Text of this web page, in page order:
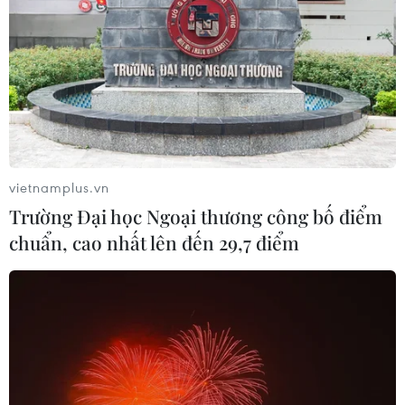
khai thác
08/08/2026 02:13
Cảnh sát giao thông triển khai chiến
dịch nâng cao kỹ năng lái xe môtô, xe
gắn máy
07/08/2026 14:37
Tháng 12/2026 hoàn thành mở rộng
đoạn cao tốc Thành phố Hồ Chí
Minh-Long Thành
Lào Cai: Đứt gãy 30m đường
tỉnh 161 sau mưa lớn, giao thông bị
vietnamplus.vn
Trường Đại học Ngoại thương công bố điểm
chuẩn, cao nhất lên đến 29,7 điểm